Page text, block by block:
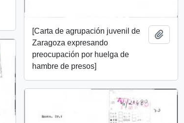
[Carta de agrupación juvenil de
Zaragoza expresando
preocupación por huelga de
hambre de presos]